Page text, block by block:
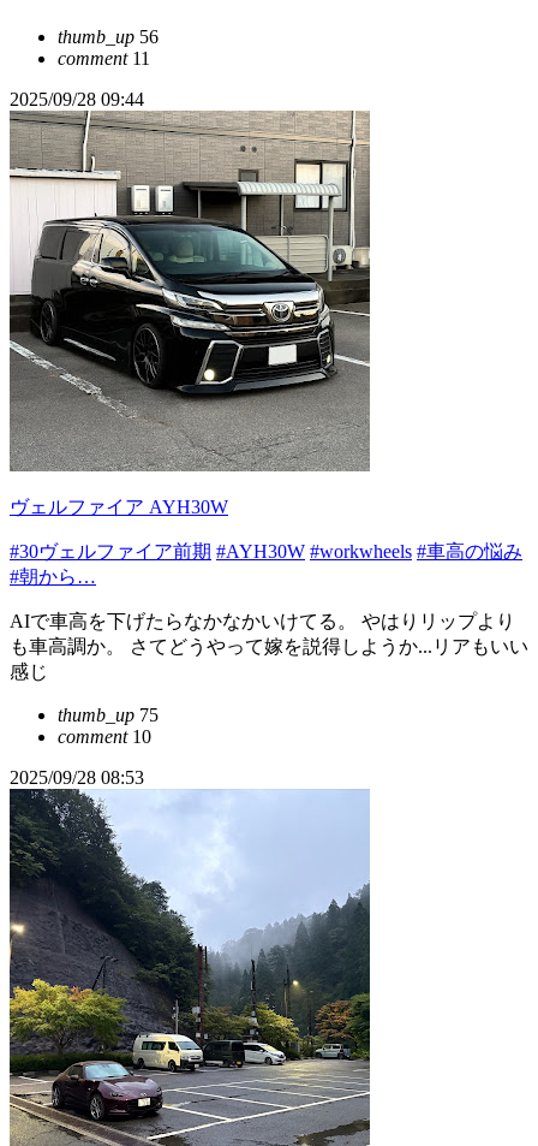
thumb_up 56
comment11
2025/09/28 09:44
ヴェルファイア AYH30W
#30ヴェルファイア前期 #AYH30W #workwheels #車高の悩み
#朝から…
AIで車高を下げたらなかなかいけてる。 やはりリップより
も車高調か。 さてどうやって嫁を説得しようか...リアもいい
感じ
thumb_up 75
comment10
2025/09/28 08:53